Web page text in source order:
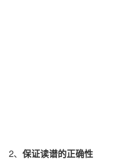
2、 保证读谱的正确性